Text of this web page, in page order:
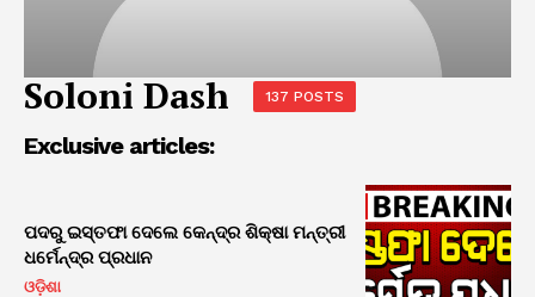
Soloni Dash 137 POSTS
Exclusive articles:
ପଦରୁ ଇସ୍ତଫା ଦେଲେ କେନ୍ଦ୍ର ଶିକ୍ଷା ମନ୍ତ୍ରୀ
ଧର୍ମେନ୍ଦ୍ର ପ୍ରଧାନ
ଓଡ଼ିଶା